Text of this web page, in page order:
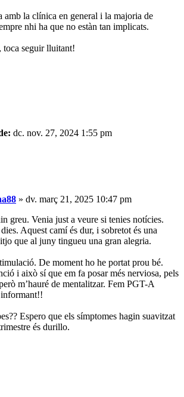
amb la clínica en general i la majoria de
nhi ha que no estàn tan implicats.
toca seguir lluitant!
dc. nov. 27, 2024 1:55 pm
» dv. març 21, 2025 10:47 pm
greu. Venia just a veure si tenies notícies.
Aquest camí és dur, i sobretot és una
que al juny tingueu una gran alegria.
De moment ho he portat prou bé.
i això sí que em fa posar més nerviosa, pels
m’hauré de mentalitzar. Fem PGT-A
Espero que els símptomes hagin suavitzat
és durillo.